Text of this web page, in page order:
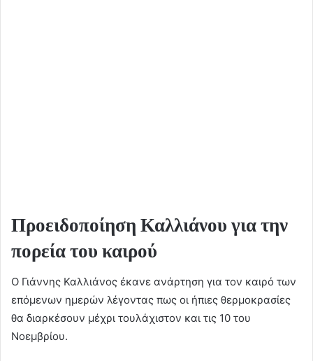
Προειδοποίηση Καλλιάνου για την
πορεία του καιρού
Ο Γιάννης Καλλιάνος έκανε ανάρτηση για τον καιρό των
επόμενων ημερών λέγοντας πως οι ήπιες θερμοκρασίες
θα διαρκέσουν μέχρι τουλάχιστον και τις 10 του
Νοεμβρίου.